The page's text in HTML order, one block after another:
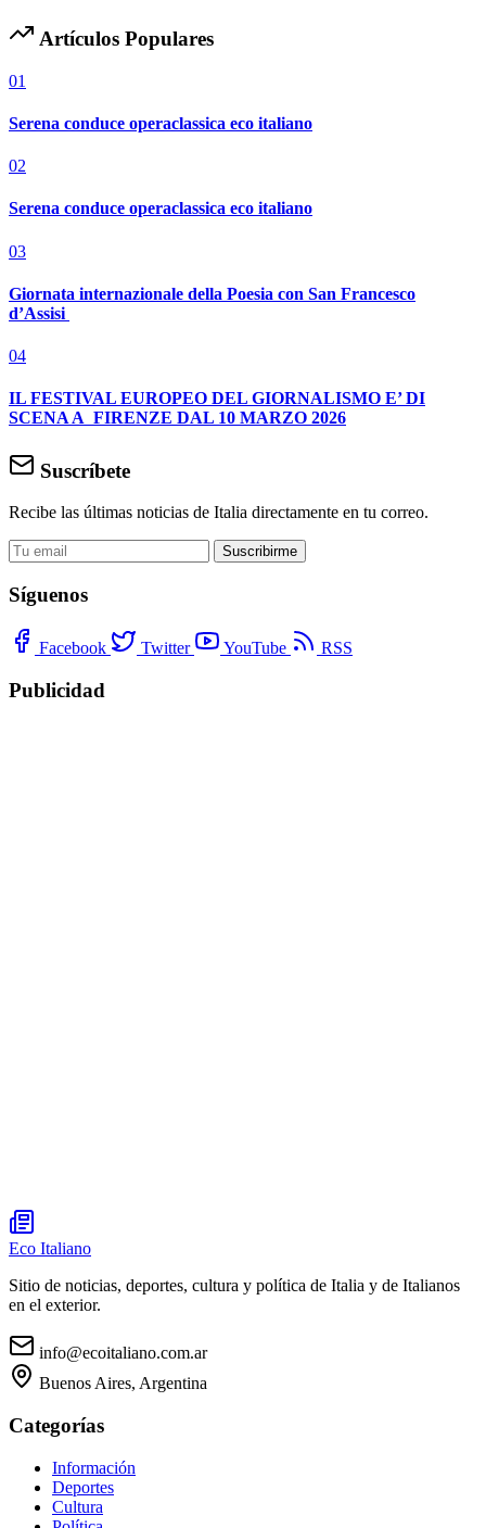
Artículos Populares
01
Serena conduce operaclassica eco italiano
02
Serena conduce operaclassica eco italiano
03
Giornata internazionale della Poesia con San Francesco
d’Assisi
04
IL FESTIVAL EUROPEO DEL GIORNALISMO E’ DI
SCENA A FIRENZE DAL 10 MARZO 2026
Suscríbete
Recibe las últimas noticias de Italia directamente en tu correo.
Suscribirme
Síguenos
Facebook Twitter YouTube RSS
Publicidad
Eco Italiano
Sitio de noticias, deportes, cultura y política de Italia y de Italianos
en el exterior.
info@ecoitaliano.com.ar
Buenos Aires, Argentina
Categorías
Información
Deportes
Cultura